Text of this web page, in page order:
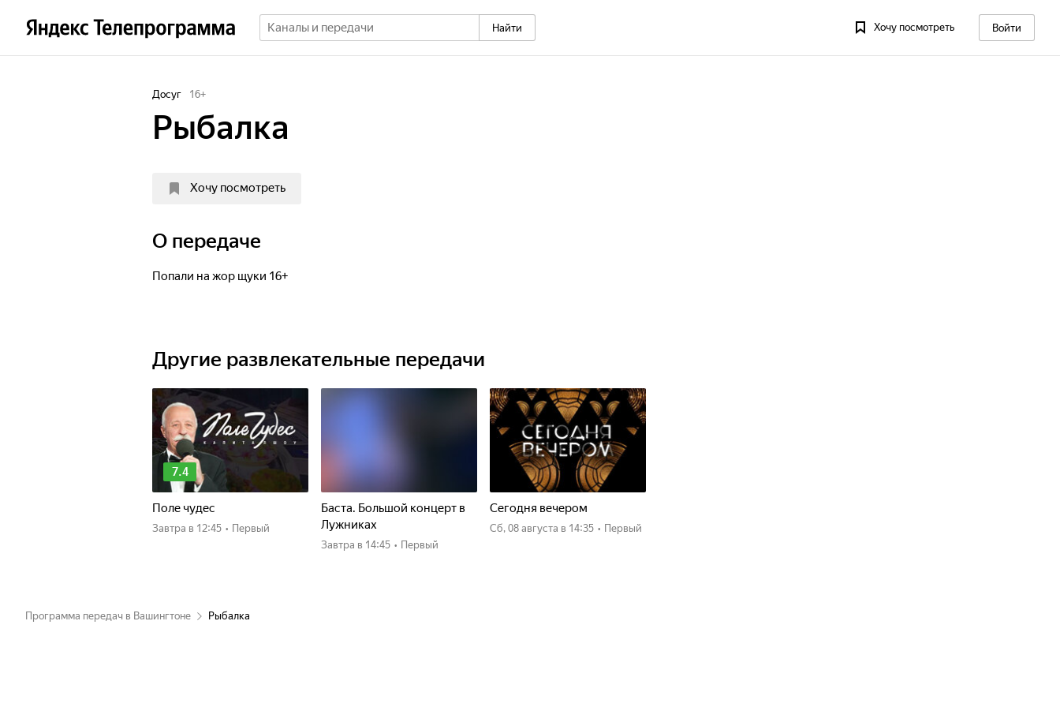
Найти Хочу посмотреть Войти
Досуг 16+
Рыбалка
Хочу посмотреть
О передаче
Попали на жор щуки 16+
Другие развлекательные передачи
7.4
Поле чудес
Завтра в 12:45 • Первый
Баста. Большой концерт в
Лужниках
Завтра в 14:45 • Первый
Сегодня вечером
сб, 08 августа в 14:35 • Первый
Программа передач в Вашингтоне Рыбалка